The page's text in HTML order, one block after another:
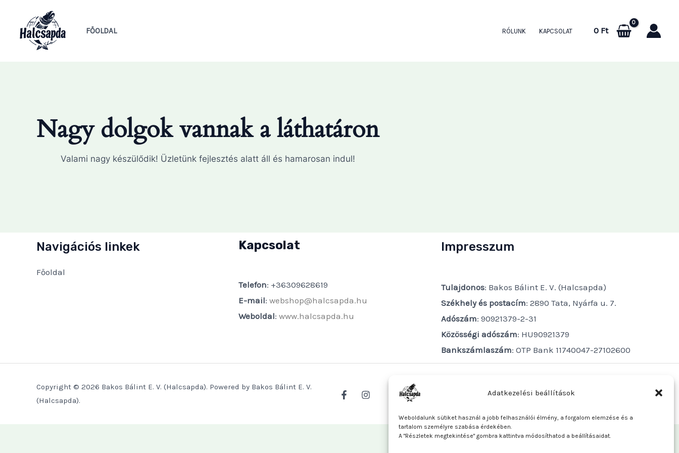
Adatkezelési beállítások
Weboldalunk sütiket használ a jobb felhasználói élmény, a forgalom elemzése és a
tartalom személyre szabása érdekében.
A "Részletek megtekintése" gombra kattintva módosíthatod a beállításaidat.
content
FŐOLDAL RÓLUNK KAPCSOLAT 0 Ft
Nagy dolgok vannak a láthatáron
Valami nagy készülődik! Üzletünk fejlesztés alatt áll és hamarosan indul!
Navigációs linkek
Főoldal
Kapcsolat
Telefon: +36309628619
E-mail:webshop@halcsapda.hu
Weboldal:www.halcsapda.hu
Impresszum
Tulajdonos: Bakos Bálint E. V. (Halcsapda)
Székhely és postacím: 2890 Tata, Nyárfa u. 7.
Adószám: 90921379-2-31
Közösségi adószám: HU90921379
Bankszámlaszám: OTP Bank 11740047-27102600
Copyright © 2026 Bakos Bálint E. V. (Halcsapda). Powered by Bakos Bálint E. V.
(Halcsapda).